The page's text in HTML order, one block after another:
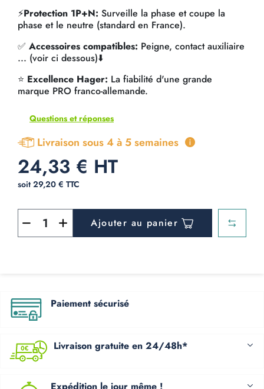
⚡Protection 1P+N: Surveille la phase et coupe la
phase et le neutre (standard en France).
✅ Accessoires compatibles: Peigne, contact auxiliaire
... (voir ci dessous)⬇️
⭐ Excellence Hager: La fiabilité d'une grande
marque PRO franco-allemande.
Questions et réponses
Livraison sous 4 à 5 semaines
24,33 € HT
soit 29,20 € TTC
Ajouter au panier
Paiement sécurisé
Livraison gratuite en 24/48h*